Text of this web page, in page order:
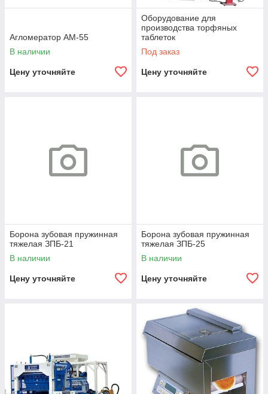
Агломератор АМ-55
В наличии
Цену уточняйте
Оборудование для
производства торфяных
таблеток
Под заказ
Цену уточняйте
Борона зубовая пружинная
тяжелая ЗПБ-21
В наличии
Цену уточняйте
Борона зубовая пружинная
тяжелая ЗПБ-25
В наличии
Цену уточняйте